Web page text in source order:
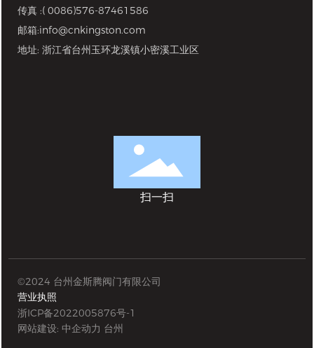
传真 :( 0086)576-87461586
邮箱:info@cnkingston.com
地址: 浙江省台州玉环龙溪镇小密溪工业区
扫一扫
©2024 台州金斯腾阀门有限公司
营业执照
浙ICP备2022005876号-1
网站建设: 中企动力 台州